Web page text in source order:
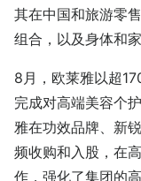
其在中国和旅游零
组合，以及身体和
8月，欧莱雅以超
完成对高端美容个
雅在功效品牌、新
频收购和入股，在
作，强化了集团的